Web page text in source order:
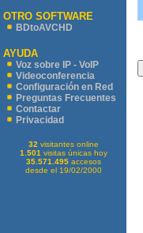
OTRO SOFTWARE
BDtoAVCHD
AYUDA
Voz sobre IP - VoIP
Videoconferencia
Configuración en Red
Preguntas Frecuentes
Contactar
Privacidad
32 visitantes online
1.501 visitas únicas hoy
35.571.495accesos
desde el 19/02/2000